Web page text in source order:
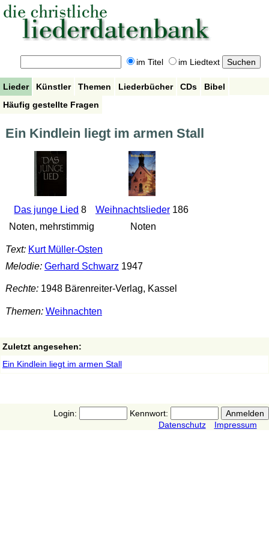
im Titel im Liedtext
Lieder Künstler Themen Liederbücher CDs
Bibel
Häufig gestellte Fragen
Ein Kindlein liegt im armen Stall
Das junge Lied 8
Noten, mehrstimmig
Weihnachtslieder186
Noten
Text: Kurt Müller-Osten
Melodie: Gerhard Schwarz 1947
Rechte:1948 Bärenreiter-Verlag, Kassel
Themen: Weihnachten
Zuletzt angesehen:
Ein Kindlein liegt im armen Stall
Login:
Kennwort:
Datenschutz
Impressum